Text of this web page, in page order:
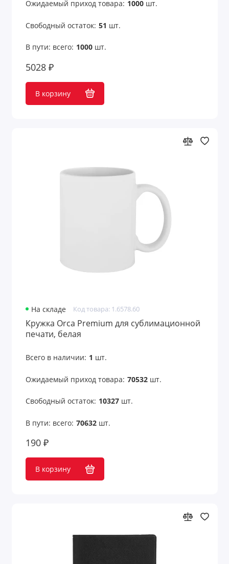
Шахматы
Шашки
Шкатулки для очков
Шкатулки и подставки
Ожидаемый приход товара: 1000шт.
Свободный остаток: 51 шт.
В пути: всего: 1000шт.
5028 ₽
В корзину
На складе Код товара: 1.6578.60
Кружка Orca Premium для сублимационной
печати, белая
Всего в наличии: 1 шт.
Ожидаемый приход товара: 70532шт.
Свободный остаток: 10327шт.
В пути: всего: 70632шт.
190 ₽
В корзину